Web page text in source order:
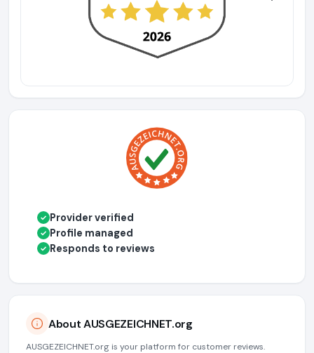
✓ Provider verified
✓ Profile managed
✓ Responds to reviews
About AUSGEZEICHNET.org
AUSGEZEICHNET.org is your platform for customer reviews.